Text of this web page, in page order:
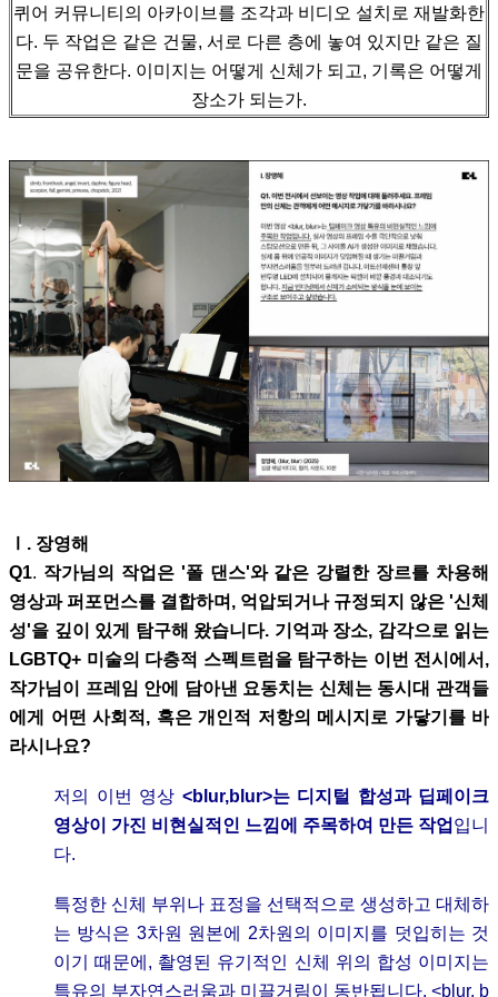
퀴어 커뮤니티의 아카이브를 조각과 비디오 설치로 재발화한
다. 두 작업은 같은 건물, 서로 다른 층에 놓여 있지만 같은 질
문을 공유한다. 이미지는 어떻게 신체가 되고, 기록은 어떻게
장소가 되는가.
. 장영해
Q1. 작가님의 작업은 '폴 댄스'와 같은 강렬한 장르를 차용해
영상과 퍼포먼스를 결합하며, 억압되거나 규정되지 않은 '신체
성'을 깊이 있게 탐구해 왔습니다. 기억과 장소, 감각으로 읽는
LGBTQ+ 미술의 다층적 스펙트럼을 탐구하는 이번 전시에서,
작가님이 프레임 안에 담아낸 요동치는 신체는 동시대 관객들
에게 어떤 사회적, 혹은 개인적 저항의 메시지로 가닿기를 바
라시나요?
저의 이번 영상 <blur,blur>는 디지털 합성과 딥페이크
영상이 가진 비현실적인 느낌에 주목하여 만든 작업 입니
다.
특정한 신체 부위나 표정을 선택적으로 생성하고 대체하
는 방식은 3차원 원본에 2차원의 이미지를 덧입히는 것
이기 때문에, 촬영된 유기적인 신체 위의 합성 이미지는
특유의 부자연스러움과 미끌거림이 동반됩니다. <blur, b